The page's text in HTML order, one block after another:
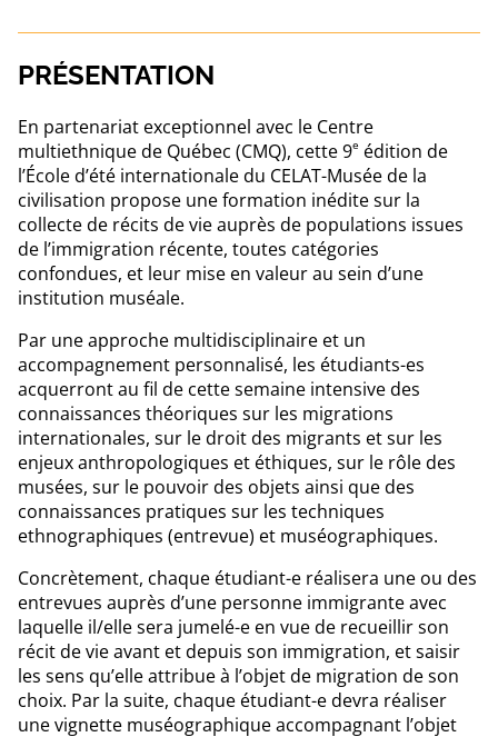
PRÉSENTATION
En partenariat exceptionnel avec le Centre
multiethnique de Québec (CMQ), cette 9e édition de
l’École d’été internationale du CELAT-Musée de la
civilisation propose une formation inédite sur la
collecte de récits de vie auprès de populations issues
de l’immigration récente, toutes catégories
confondues, et leur mise en valeur au sein d’une
institution muséale.
Par une approche multidisciplinaire et un
accompagnement personnalisé, les étudiants-es
acquerront au fil de cette semaine intensive des
connaissances théoriques sur les migrations
internationales, sur le droit des migrants et sur les
enjeux anthropologiques et éthiques, sur le rôle des
musées, sur le pouvoir des objets ainsi que des
connaissances pratiques sur les techniques
ethnographiques (entrevue) et muséographiques.
Concrètement, chaque étudiant-e réalisera une ou des
entrevues auprès d’une personne immigrante avec
laquelle il/elle sera jumelé-e en vue de recueillir son
récit de vie avant et depuis son immigration, et saisir
les sens qu’elle attribue à l’objet de migration de son
choix. Par la suite, chaque étudiant-e devra réaliser
une vignette muséographique accompagnant l’objet